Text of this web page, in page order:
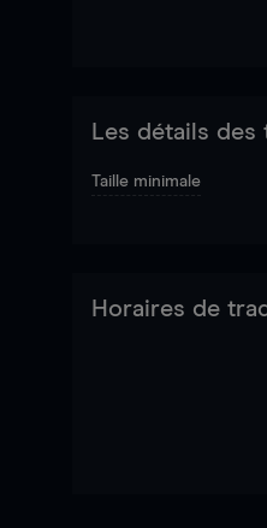
Les détails des
Taille minimale
Horaires de